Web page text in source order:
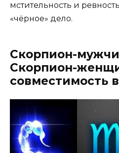
мстительность и
«чёрное» дело.
Скорпион-
Скорпион-
совместимость